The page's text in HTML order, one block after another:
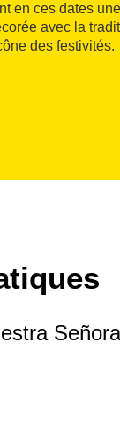
en ces dates
avec la
des festivités.